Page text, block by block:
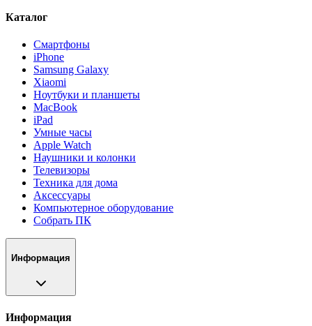
Каталог
Смартфоны
iPhone
Samsung Galaxy
Xiaomi
Ноутбуки и планшеты
MacBook
iPad
Умные часы
Apple Watch
Наушники и колонки
Телевизоры
Техника для дома
Аксессуары
Компьютерное оборудование
Собрать ПК
Информация
Информация